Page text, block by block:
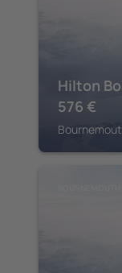
Hilton
576 €